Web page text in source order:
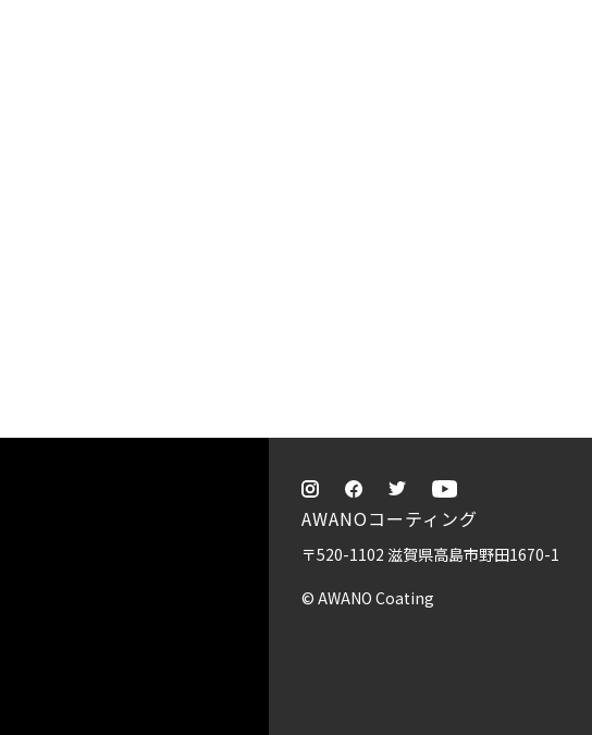
AWANOコーティング
〒520-1102 滋賀県高島市野田1670-1
© AWANO Coating